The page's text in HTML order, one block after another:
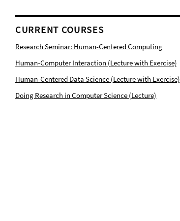
CURRENT COURSES
Research Seminar: Human-Centered Computing
Human-Computer Interaction (Lecture with Exercise)
Human-Centered Data Science (Lecture with Exercise)
Doing Research in Computer Science (Lecture)